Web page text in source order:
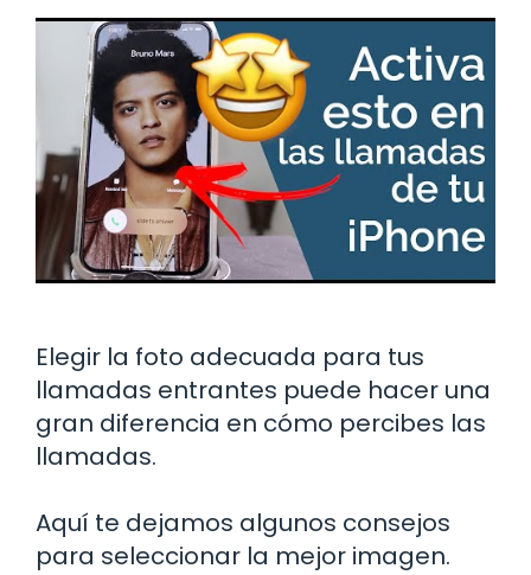
Elegir la foto adecuada para tus
llamadas entrantes puede hacer una
gran diferencia en cómo percibes las
llamadas.
Aquí te dejamos algunos consejos
para seleccionar la mejor imagen.